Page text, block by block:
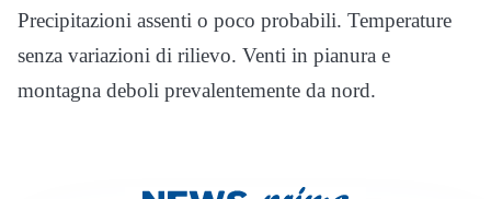
Precipitazioni assenti o poco probabili. Temperature
senza variazioni di rilievo. Venti in pianura e
montagna deboli prevalentemente da nord.